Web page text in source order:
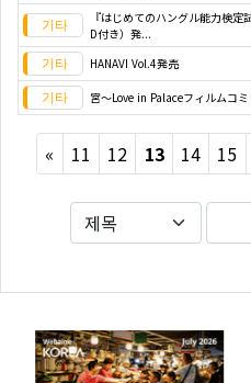
『はじめてのハングル能力検定
D付き）発...
HANAVI Vol.4発売
宮～Love in Palaceフィルムコ
« Previous
11 12 13 14 15